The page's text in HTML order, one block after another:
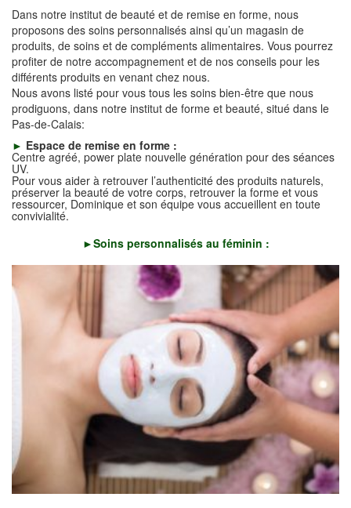
Dans notre institut de beauté et de remise en forme, nous
proposons des soins personnalisés ainsi qu’un magasin de
produits, de soins et de compléments alimentaires. Vous pourrez
profiter de notre accompagnement et de nos conseils pour les
différents produits en venant chez nous.
Nous avons listé pour vous tous les soins bien-être que nous
prodiguons, dans notre institut de forme et beauté, situé dans le
Pas-de-Calais:
► Espace de remise en forme :
Centre agréé, power plate nouvelle génération pour des séances
UV.
Pour vous aider à retrouver l’authenticité des produits naturels,
préserver la beauté de votre corps, retrouver la forme et vous
ressourcer, Dominique et son équipe vous accueillent en toute
convivialité.
►Soins personnalisés au féminin :